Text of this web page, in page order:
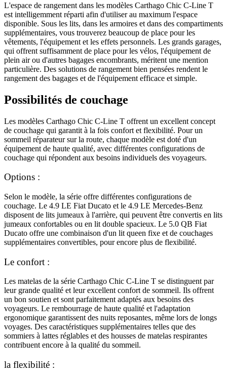
L'espace de rangement dans les modèles Carthago Chic C-Line T
est intelligemment réparti afin d'utiliser au maximum l'espace
disponible. Sous les lits, dans les armoires et dans des compartiments
supplémentaires, vous trouverez beaucoup de place pour les
vêtements, l'équipement et les effets personnels. Les grands garages,
qui offrent suffisamment de place pour les vélos, l'équipement de
plein air ou d'autres bagages encombrants, méritent une mention
particulière. Des solutions de rangement bien pensées rendent le
rangement des bagages et de l'équipement efficace et simple.
Possibilités de couchage
Les modèles Carthago Chic C-Line T offrent un excellent concept
de couchage qui garantit à la fois confort et flexibilité. Pour un
sommeil réparateur sur la route, chaque modèle est doté d'un
équipement de haute qualité, avec différentes configurations de
couchage qui répondent aux besoins individuels des voyageurs.
Options :
Selon le modèle, la série offre différentes configurations de
couchage. Le 4.9 LE Fiat Ducato et le 4.9 LE Mercedes-Benz
disposent de lits jumeaux à l'arrière, qui peuvent être convertis en lits
jumeaux confortables ou en lit double spacieux. Le 5.0 QB Fiat
Ducato offre une combinaison d'un lit queen fixe et de couchages
supplémentaires convertibles, pour encore plus de flexibilité.
Le confort :
Les matelas de la série Carthago Chic C-Line T se distinguent par
leur grande qualité et leur excellent confort de sommeil. Ils offrent
un bon soutien et sont parfaitement adaptés aux besoins des
voyageurs. Le rembourrage de haute qualité et l'adaptation
ergonomique garantissent des nuits reposantes, même lors de longs
voyages. Des caractéristiques supplémentaires telles que des
sommiers à lattes réglables et des housses de matelas respirantes
contribuent encore à la qualité du sommeil.
la flexibilité :